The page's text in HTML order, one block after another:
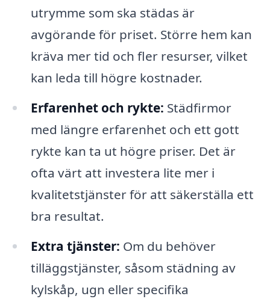
utrymme som ska städas är
avgörande för priset. Större hem kan
kräva mer tid och fler resurser, vilket
kan leda till högre kostnader.
Erfarenhet och rykte: Städfirmor
med längre erfarenhet och ett gott
rykte kan ta ut högre priser. Det är
ofta värt att investera lite mer i
kvalitetstjänster för att säkerställa ett
bra resultat.
Extra tjänster: Om du behöver
tilläggstjänster, såsom städning av
kylskåp, ugn eller specifika